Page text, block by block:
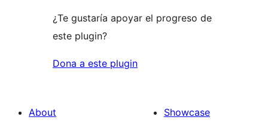
¿Te gustaría apoyar el progreso de
este plugin?
Dona a este plugin
About
Showcase